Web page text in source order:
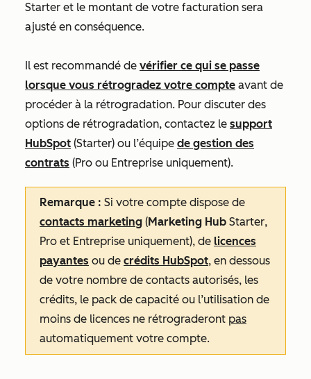
Starter et le montant de votre facturation sera
ajusté en conséquence.
Il est recommandé de vérifier ce qui se passe
lorsque vous rétrogradez votre compte avant de
procéder à la rétrogradation. Pour discuter des
options de rétrogradation, contactez le support
HubSpot (Starter) ou l’équipe de gestion des
contrats (Pro ou Entreprise uniquement).
Remarque : Si votre compte dispose de
contacts marketing (Marketing Hub Starter,
Pro et Entreprise uniquement), de licences
payantes ou de crédits HubSpot, en dessous
de votre nombre de contacts autorisés, les
crédits, le pack de capacité ou l’utilisation de
moins de licences ne rétrograderont pas
automatiquement votre compte.